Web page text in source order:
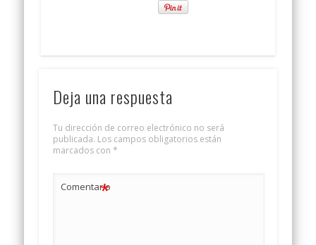
Deja una respuesta
Tu dirección de correo electrónico no será
publicada. Los campos obligatorios están
marcados con *
Comentario
*